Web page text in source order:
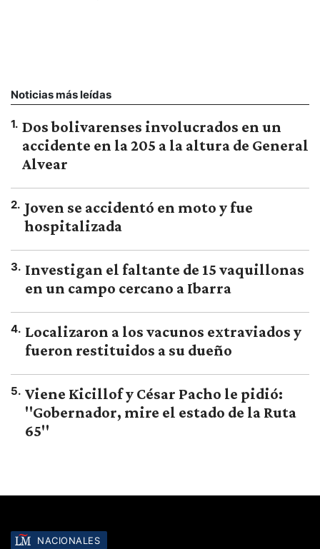
Noticias más leídas
1. Dos bolivarenses involucrados en un
accidente en la 205 a la altura de General
Alvear
2. Joven se accidentó en moto y fue
hospitalizada
3. Investigan el faltante de 15 vaquillonas
en un campo cercano a Ibarra
4. Localizaron a los vacunos extraviados y
fueron restituidos a su dueño
5. Viene Kicillof y César Pacho le pidió:
"Gobernador, mire el estado de la Ruta
65"
NACIONALES